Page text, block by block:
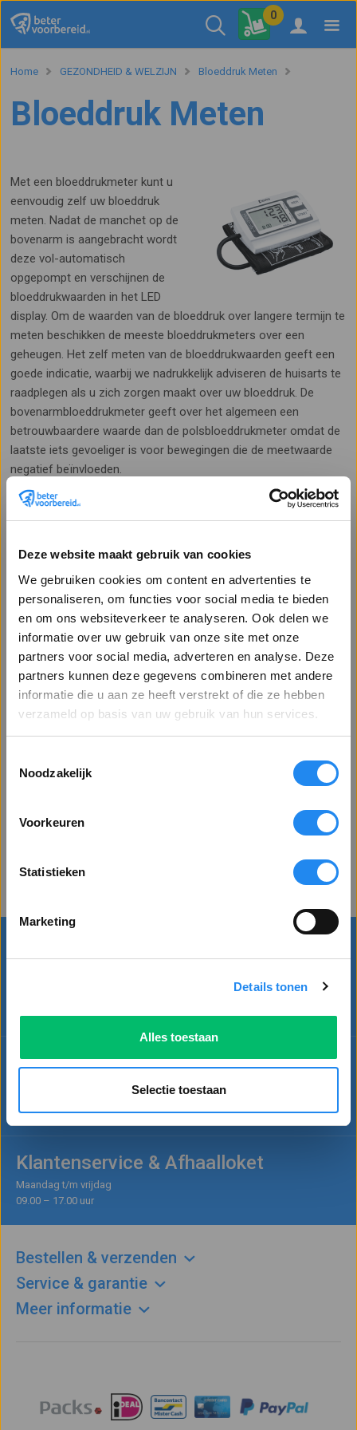
Deze website maakt gebruik van cookies
We gebruiken cookies om content en advertenties te
personaliseren, om functies voor social media te bieden
en om ons websiteverkeer te analyseren. Ook delen we
informatie over uw gebruik van onze site met onze
partners voor social media, adverteren en analyse. Deze
partners kunnen deze gegevens combineren met andere
informatie die u aan ze heeft verstrekt of die ze hebben
verzameld op basis van uw gebruik van hun services.
Noodzakelijk
Voorkeuren
Statistieken
Marketing
Details tonen
Alles toestaan
Selectie toestaan
0
Home GEZONDHEID & WELZIJN Bloeddruk Meten
Bloeddruk Meten
Met een bloeddrukmeter kunt u
eenvoudig zelf uw bloeddruk
meten. Nadat de manchet op de
bovenarm is aangebracht wordt
deze vol-automatisch
opgepompt en verschijnen de
bloeddrukwaarden in het LED
display. Om de waarden van de bloeddruk over langere termijn te
meten beschikken de meeste bloeddrukmeters over een
geheugen. Het zelf meten van de bloeddrukwaarden geeft een
goede indicatie, waarbij we nadrukkelijk adviseren de huisarts te
raadplegen als u zich zorgen maakt over uw bloeddruk. De
bovenarmbloeddrukmeter geeft over het algemeen een
betrouwbaardere waarde dan de polsbloeddrukmeter omdat de
laatste iets gevoeliger is voor bewegingen die de meetwaarde
negatief beïnvloeden.
Sorteer op:
Bloeddrukmeter
van de bloeddruk via de
bovenarm. De bloeddruk meter is
waarde van de bloeddruk kan
Kunnen wij u helpen?
Klantenservice & Afhaalloket
Maandag t/m vrijdag
09.00 – 17.00 uur
Bestellen & verzenden
Service & garantie
Meer informatie
Welkom op Betervoorbereid.nl!
Bent u een zakelijke of particuliere klant?